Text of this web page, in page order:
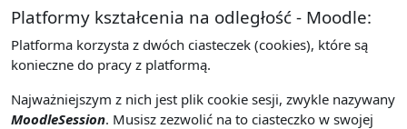
Platformy kształcenia na odległość - Moodle:
Platforma korzysta z dwóch ciasteczek (cookies), które są
konieczne do pracy z platformą.
Najważniejszym z nich jest plik cookie sesji, zwykle nazywany
MoodleSession. Musisz zezwolić na to ciasteczko w swojej